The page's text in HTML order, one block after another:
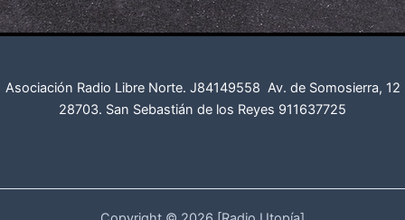
Asociación Radio Libre Norte. J84149558 Av. de Somosierra, 12
28703. San Sebastián de los Reyes 911637725